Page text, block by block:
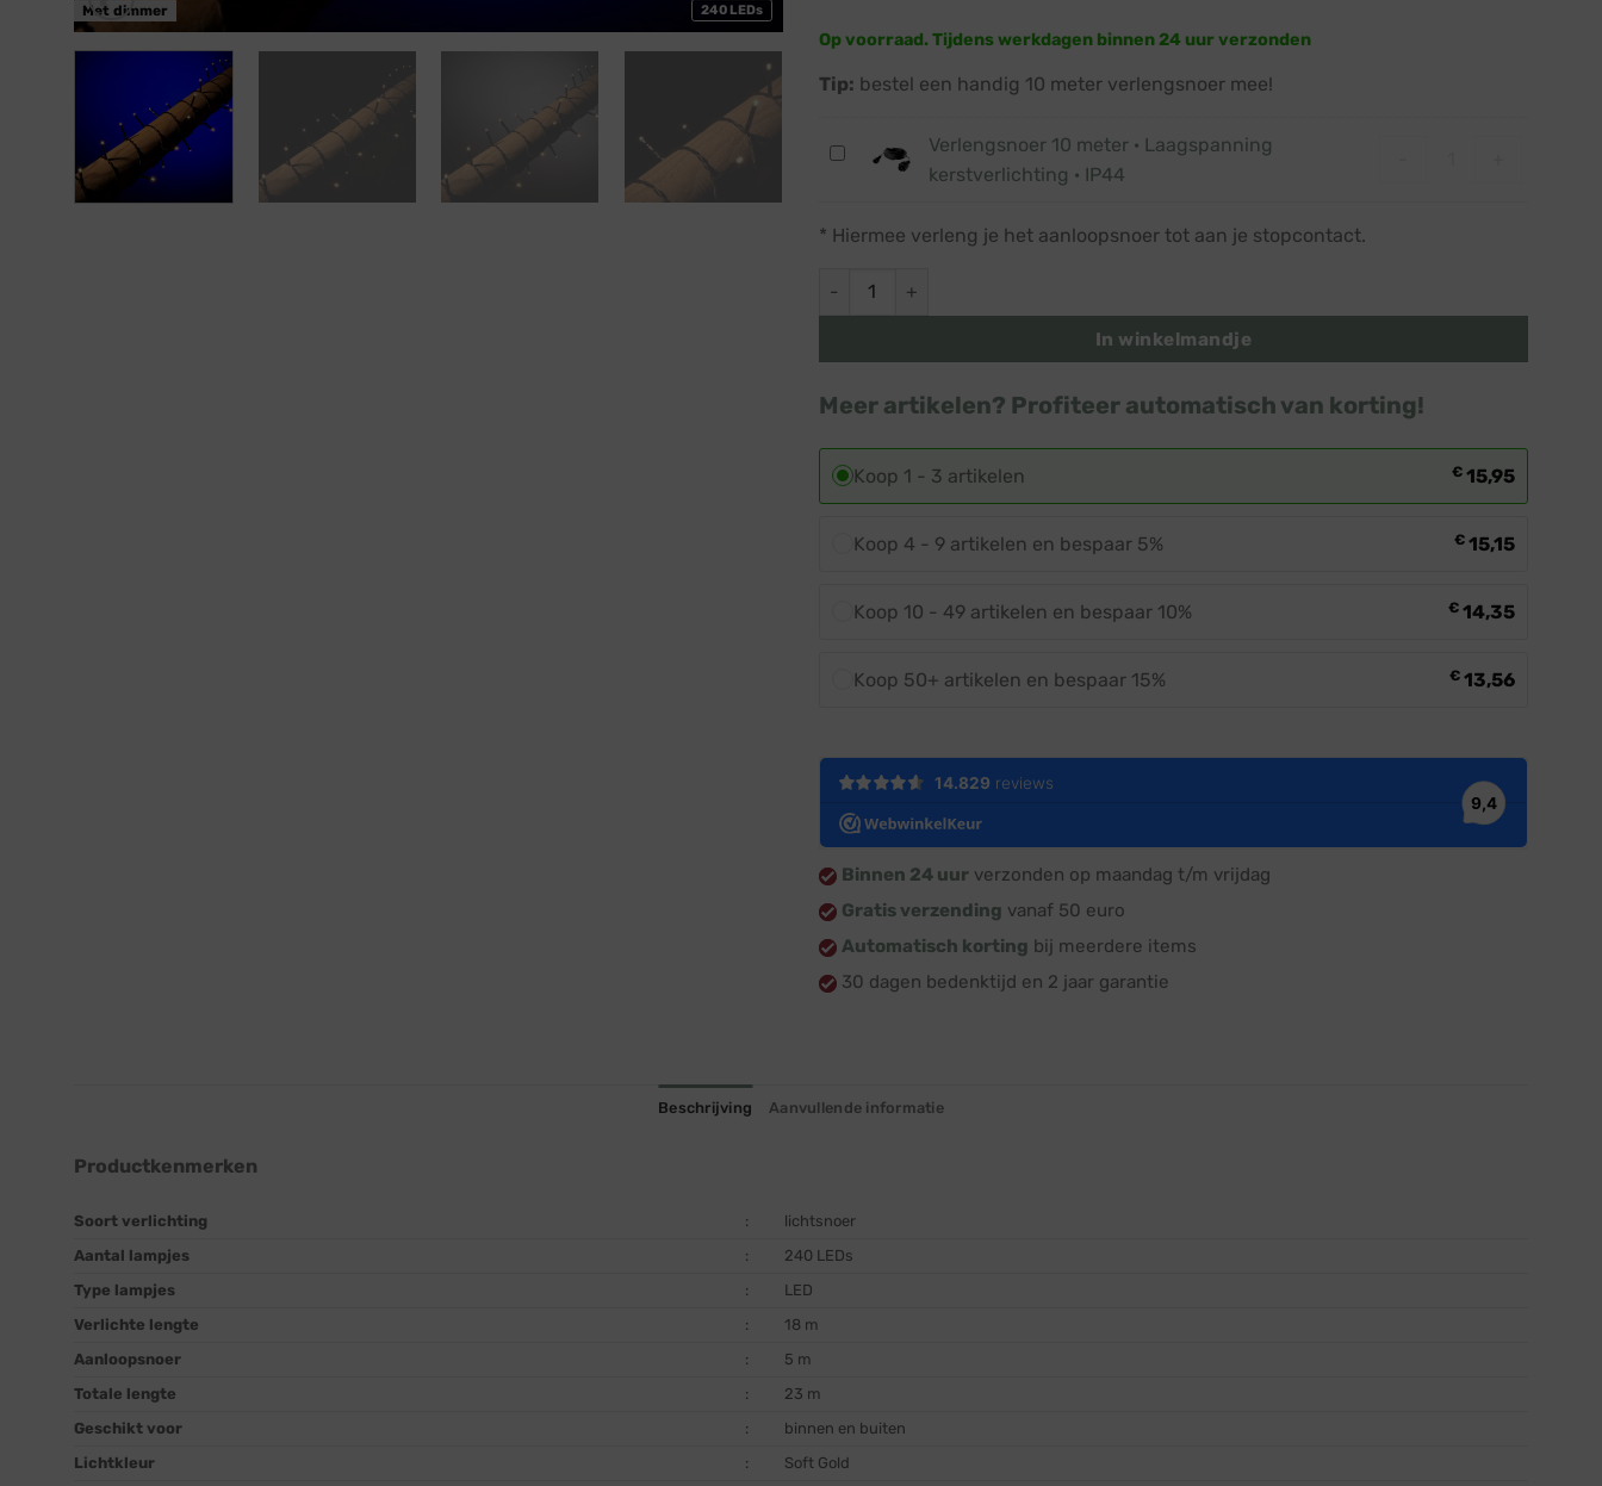
240 LEDs
Met dimmer
Op voorraad. Tijdens werkdagen binnen 24 uur verzonden
Tip: bestel een handig 10 meter verlengsnoer mee!
Verlengsnoer
·
kerstverlichting
·
Verlengsnoer 10 meter · Laagspanning
kerstverlichting · IP44
* Hiermee verleng je het aanloopsnoer tot aan je stopcontact.
Kerstverlichting LED · Soft gold · Zwart snoer · 240 lampjes · Dimbaar aantal
In winkelmandje
Meer artikelen? Profiteer automatisch van korting!
Koop 1 - 3 artikelen € 15,95
Koop 4 - 9 artikelen en bespaar 5% € 15,15
Koop 10 - 49 artikelen en bespaar 10% € 14,35
Koop 50+ artikelen en bespaar 15% € 13,56
Binnen 24 uur verzonden op maandag t/m vrijdag
Gratis verzending vanaf 50 euro
Automatisch korting bij meerdere items
30 dagen bedenktijd en 2 jaar garantie
Beschrijving Aanvullende informatie
Productkenmerken
Soort verlichting :
lichtsnoer
Aantal lampjes
:
240 LEDs
Type lampjes
:
LED
Verlichte lengte
:
18 m
Aanloopsnoer
:
5 m
Totale lengte
:
23 m
Geschikt voor
:
binnen en buiten
Lichtkleur
:
Soft Gold